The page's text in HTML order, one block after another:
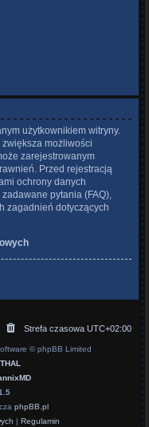
użytkownikiem witryny.
możliwości
zarejestrowanym
Przed rejestracją
ochrony danych
pytania (FAQ),
zagadnień dotyczących
Strefa czasowa UTC+02:00
© phpBB Limited
phpBB.pl
| Regulamin